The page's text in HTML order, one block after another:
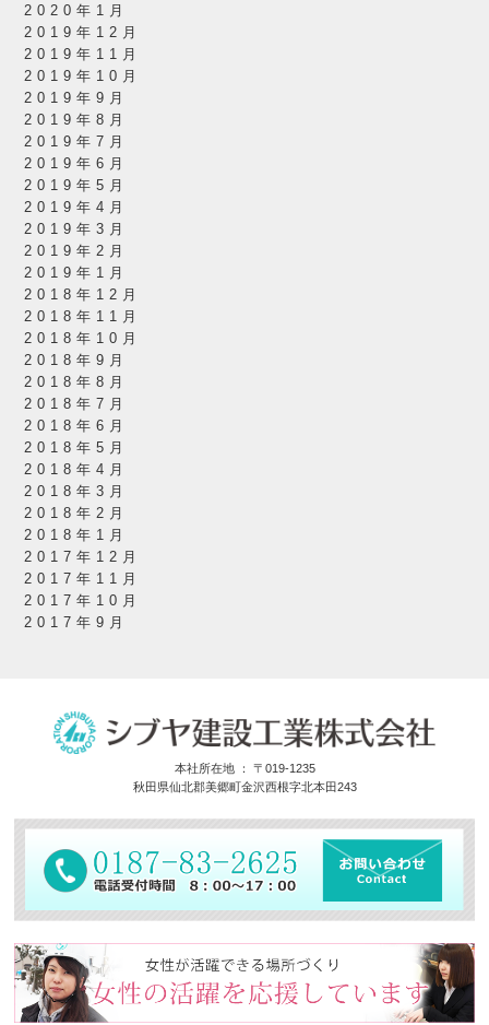
2020年1月
2019年12月
2019年11月
2019年10月
2019年9月
2019年8月
2019年7月
2019年6月
2019年5月
2019年4月
2019年3月
2019年2月
2019年1月
2018年12月
2018年11月
2018年10月
2018年9月
2018年8月
2018年7月
2018年6月
2018年5月
2018年4月
2018年3月
2018年2月
2018年1月
2017年12月
2017年11月
2017年10月
2017年9月
本社所在地 ： 〒019-1235
秋田県仙北郡美郷町金沢西根字北本田243